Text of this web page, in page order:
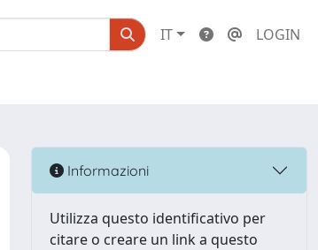
IT LOGIN
Informazioni
Utilizza questo identificativo per
citare o creare un link a questo